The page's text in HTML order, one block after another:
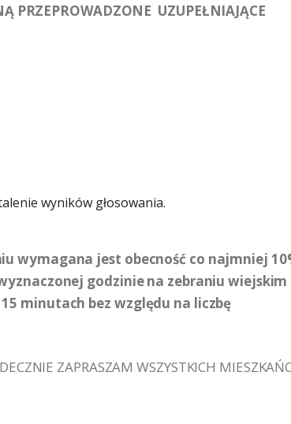
PRZEPROWADZONE UZUPEŁNIAJĄCE
wyników głosowania.
wymagana jest obecność co najmniej
godzinie na zebraniu wiejskim
minutach bez względu na liczbę
ZAPRASZAM WSZYSTKICH